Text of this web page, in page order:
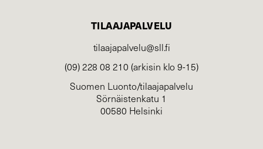
TILAAJAPALVELU
tilaajapalvelu@sll.fi
(09) 228 08 210 (arkisin klo 9-15)
Suomen Luonto/tilaajapalvelu
Sörnäistenkatu 1
00580 Helsinki